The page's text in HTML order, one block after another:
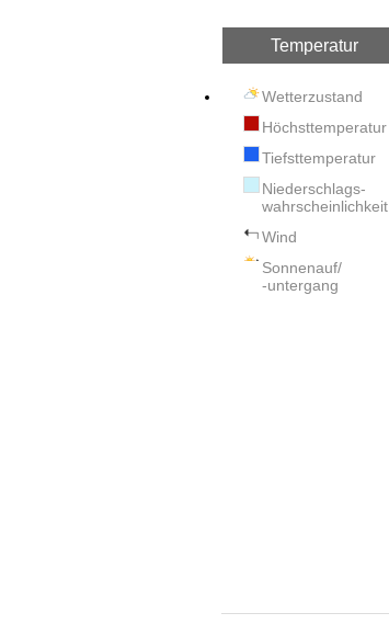
Temperatur
Wetterzustand
Höchsttemperatur
Tiefsttemperatur
Niederschlags-
wahrscheinlichkeit
Wind
Sonnenauf/
-untergang